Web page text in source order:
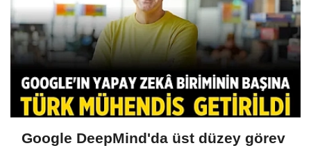
Google DeepMind'da üst düzey görev